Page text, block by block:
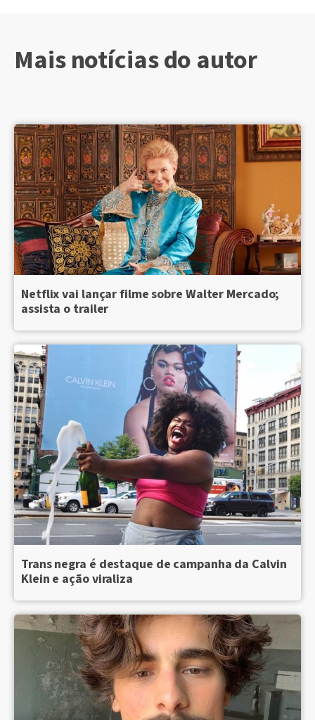
Mais notícias do autor
Netflix vai lançar filme sobre Walter Mercado;
assista o trailer
Trans negra é destaque de campanha da Calvin
Klein e ação viraliza